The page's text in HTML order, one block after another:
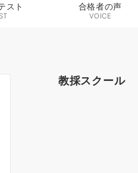
スト 合格者の声
VOICE
教採スクール